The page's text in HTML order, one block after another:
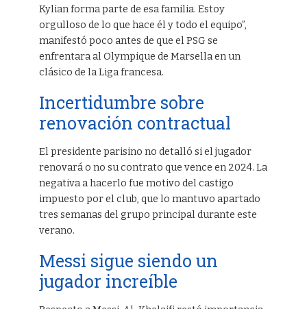
Kylian forma parte de esa familia. Estoy
orgulloso de lo que hace él y todo el equipo”,
manifestó poco antes de que el PSG se
enfrentara al Olympique de Marsella en un
clásico de la Liga francesa.
Incertidumbre sobre
renovación contractual
El presidente parisino no detalló si el jugador
renovará o no su contrato que vence en 2024. La
negativa a hacerlo fue motivo del castigo
impuesto por el club, que lo mantuvo apartado
tres semanas del grupo principal durante este
verano.
Messi sigue siendo un
jugador increíble